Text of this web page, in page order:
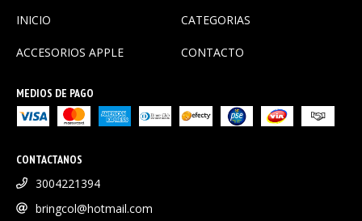
INICIO CATEGORIAS
ACCESORIOS APPLE CONTACTO
MEDIOS DE PAGO
CONTACTANOS
3004221394
bringcol@hotmail.com